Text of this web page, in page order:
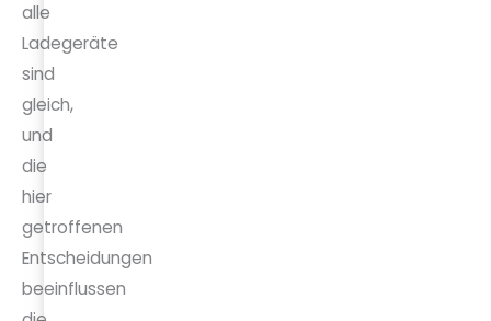
alle
Ladegeräte
sind
gleich,
und
die
hier
getroffenen
Entscheidungen
beeinflussen